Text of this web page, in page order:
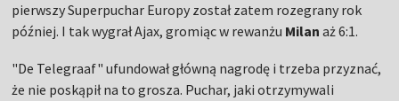
pierwszy Superpuchar Europy został zatem rozegrany rok
później. I tak wygrał Ajax, gromiąc w rewanżu Milan aż 6:1.
"De Telegraaf" ufundował główną nagrodę i trzeba przyznać,
że nie poskąpił na to grosza. Puchar, jaki otrzymywali